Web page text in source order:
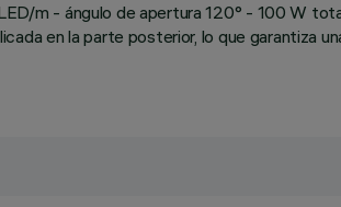
m - ángulo de apertura 120° - 100 W
en la parte posterior, lo que garantiza